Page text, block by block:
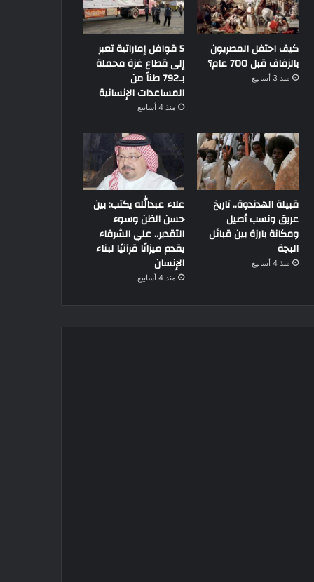
كيف احتفل المصريون
بالزفاف قبل 700 عام؟
منذ 3 أسابيع
5 قوافل إماراتية تعبر
إلى قطاع غزة محملة
بـ792 طناً من
المساعدات الإنسانية
منذ 4 أسابيع
قبيلة الهدندوة.. تاريخ
عريق ونسب أصيل
ومكانة بارزة بين قبائل
البجة
منذ 4 أسابيع
علاء عبدالله يكتب: بين
حسن الظن وسوء
التقدير.. علي الشرفاء
يقدم ميزانًا قرآنيًا لبناء
الإنسان
منذ 4 أسابيع